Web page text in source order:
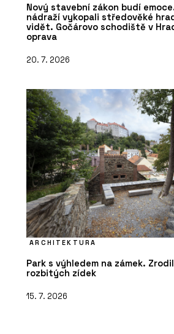
Nový stavební zákon budí
nádraží vykopali středověké
vidět. Gočárovo schodiště v
oprava
20. 7. 2026
ARCHITEKTURA
Park s výhledem na zámek.
rozbitých zídek
15. 7. 2026